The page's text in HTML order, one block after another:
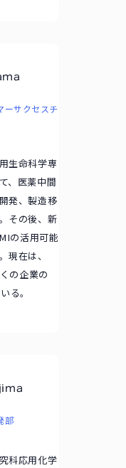
ーサクセスチ
生命科学専
、医薬中間
発、製造移
その後、新
の活用可能
現在は、
の企業の
る。
部
科応用化学